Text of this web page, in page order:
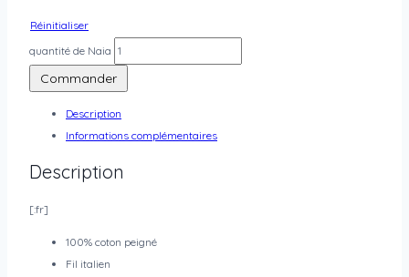
Réinitialiser
quantité de Naia
Commander
Description
Informations complémentaires
Description
[:fr]
100% coton peigné
Fil italien